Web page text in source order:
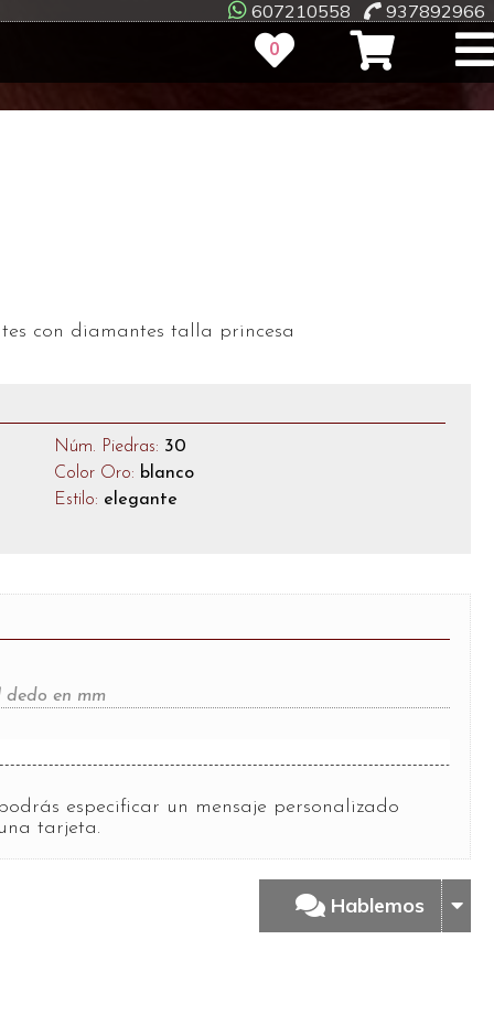
0
607210558 937892966
con diamantes talla princesa
Núm. Piedras: 30
Color Oro: blanco
Estilo: elegante
en mm
especificar un mensaje personalizado
tarjeta.
Hablemos